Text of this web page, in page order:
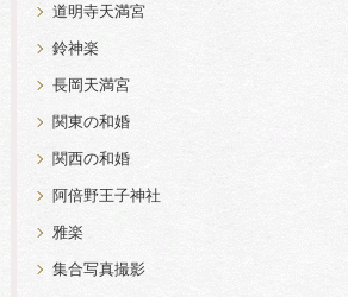
道明寺天満宮
鈴神楽
長岡天満宮
関東の和婚
関西の和婚
阿倍野王子神社
雅楽
集合写真撮影